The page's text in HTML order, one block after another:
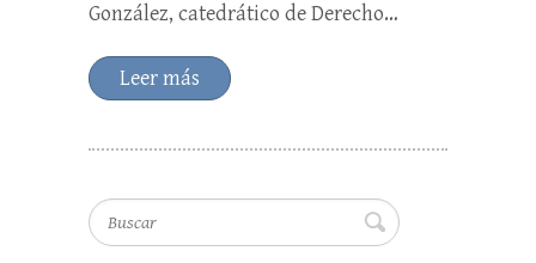
González, catedrático de Derecho…
Leer más
Buscar